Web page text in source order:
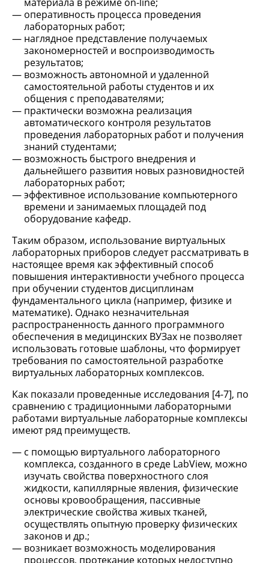
оперативность процесса проведения
лабораторных работ;
наглядное представление получаемых
закономерностей и воспроизводимость
результатов;
возможность автономной и удаленной
самостоятельной работы студентов и их
общения с преподавателями;
практически возможна реализация
автоматического контроля результатов
проведения лабораторных работ и получения
знаний студентами;
возможность быстрого внедрения и
дальнейшего развития новых разновидностей
лабораторных работ;
эффективное использование компьютерного
времени и занимаемых площадей под
оборудование кафедр.
Таким образом, использование виртуальных
лабораторных приборов следует рассматривать в
настоящее время как эффективный способ
повышения интерактивности учебного процесса
при обучении студентов дисциплинам
фундаментального цикла (например, физике и
математике). Однако незначительная
распространенность данного программного
обеспечения в медицинских ВУЗах не позволяет
использовать готовые шаблоны, что формирует
требования по самостоятельной разработке
виртуальных лабораторных комплексов.
Как показали проведенные исследования [4-7], по
сравнению с традиционными лабораторными
работами виртуальные лабораторные комплексы
имеют ряд преимуществ.
с помощью виртуального лабораторного
комплекса, созданного в среде LabView, можно
изучать свойства поверхностного слоя
жидкости, капиллярные явления, физические
основы кровообращения, пассивные
электрические свойства живых тканей,
осуществлять опытную проверку физических
законов и др.;
возникает возможность моделирования
процессов, протекание которых недоступно